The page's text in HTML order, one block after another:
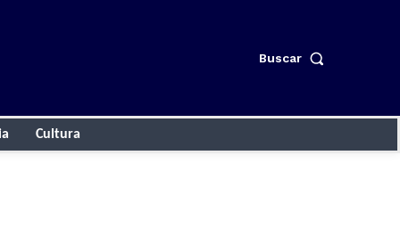
Buscar
Cultura